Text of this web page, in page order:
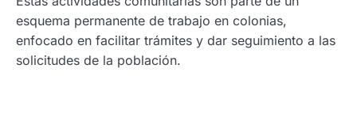
esquema permanente de trabajo en colonias,
enfocado en facilitar trámites y dar seguimiento a las
solicitudes de la población.